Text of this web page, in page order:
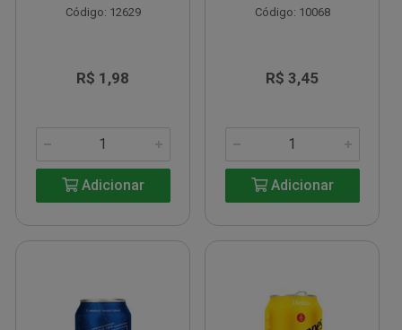
Código: 12629
R$ 1,98
Adicionar
Código: 10068
R$ 3,45
Adicionar